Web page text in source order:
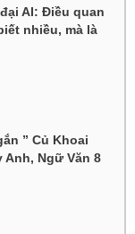
AI: Điều quan
nhiều, mà là
” Củ Khoai
Anh, Ngữ Văn 8